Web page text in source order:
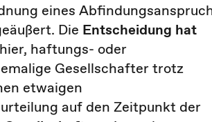
eines
Die Entscheidung hat
haftungs- oder
Gesellschafter trotz
etwaigen
auf den Zeitpunkt der